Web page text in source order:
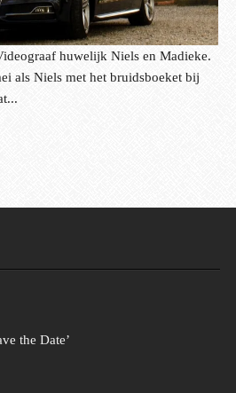
huwelijk Niels en Madieke.
als Niels met het bruidsboeket bij
the Date’